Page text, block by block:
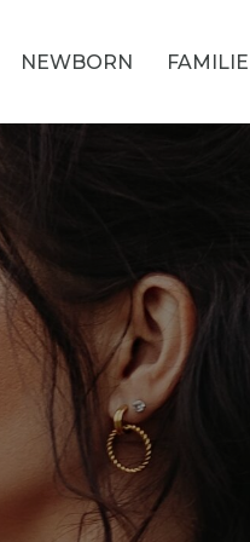
NEWBORN FAMILIE